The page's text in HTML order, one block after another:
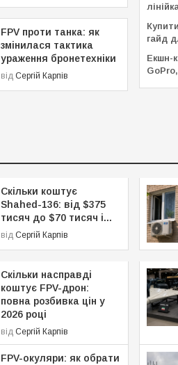
FPV проти танка: як
змінилася тактика
ураження бронетехніки
від Сергій Карпів
гайд
Екшн-
Скільки коштує
Shahed-136: від $375
тисяч до $70 тисяч і...
від Сергій Карпів
Скільки насправді
коштує FPV-дрон:
повна розбивка цін у
2026 році
від Сергій Карпів
FPV-окуляри: як обрати